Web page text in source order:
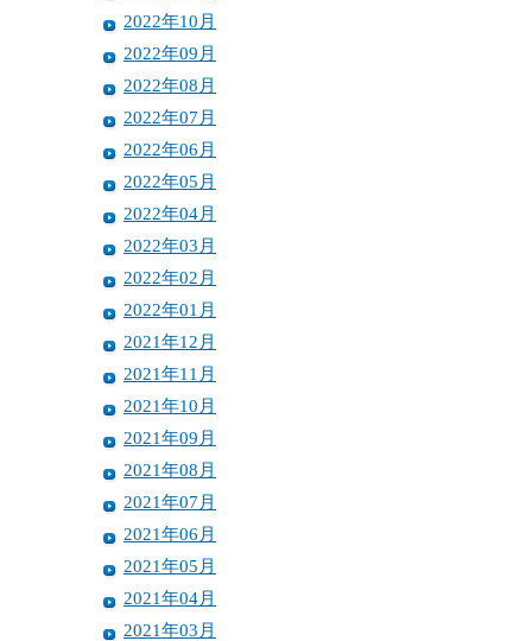
2022年10月
2022年09月
2022年08月
2022年07月
2022年06月
2022年05月
2022年04月
2022年03月
2022年02月
2022年01月
2021年12月
2021年11月
2021年10月
2021年09月
2021年08月
2021年07月
2021年06月
2021年05月
2021年04月
2021年03月